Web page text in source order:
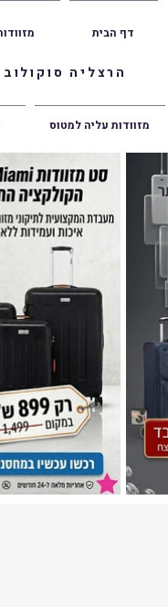
הרצליה סוקולוב 36 | ראשון לציון הרצל 47 | פתח תקווה אשכנזי 1
דף הבית
מזוודות עליה למטוס